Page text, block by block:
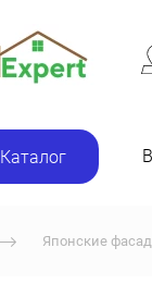
Каталог
Японские